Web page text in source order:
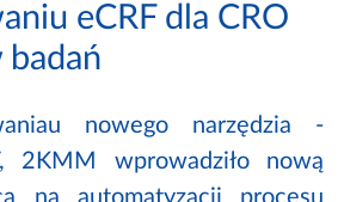
eCRF dla CRO
badań
nowego narzędzia -
2KMM wprowadziło nową